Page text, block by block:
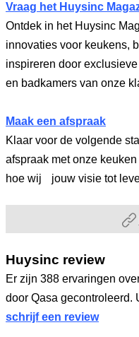
Vraag het Huysinc
Ontdek in het Huysinc
innovaties voor keukens,
inspireren door
en badkamers van onze
Maak een afspraak
Klaar voor de volgende
afspraak met onze
hoe wij jouw visie tot
Huysinc review
Er zijn 388 ervaringen
door Qasa gecontroleerd.
schrijf een review